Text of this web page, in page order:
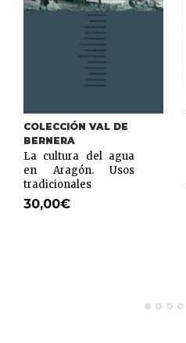
COLECCIÓN VAL DE
BERNERA
La cultura del agua
en Aragón. Usos
tradicionales
30,00€